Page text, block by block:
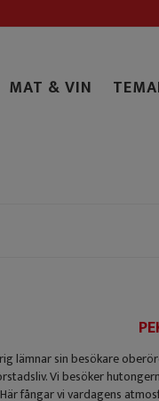
MAT & VIN
lämnar sin besökare
Vi besöker
fångar vi vardagens